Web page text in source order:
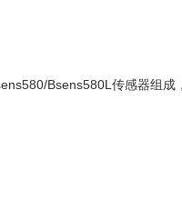
Bsens580L传感器组